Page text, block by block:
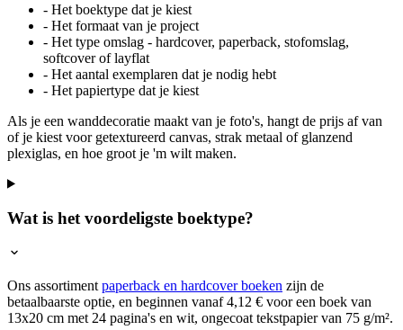
- Het boektype dat je kiest
- Het formaat van je project
- Het type omslag - hardcover, paperback, stofomslag,
softcover of layflat
- Het aantal exemplaren dat je nodig hebt
- Het papiertype dat je kiest
Als je een wanddecoratie maakt van je foto's, hangt de prijs af van
of je kiest voor getextureerd canvas, strak metaal of glanzend
plexiglas, en hoe groot je 'm wilt maken.
Wat is het voordeligste boektype?
Ons assortiment paperback en hardcover boeken zijn de
betaalbaarste optie, en beginnen vanaf 4,12 € voor een boek van
13x20 cm met 24 pagina's en wit, ongecoat tekstpapier van 75 g/m².